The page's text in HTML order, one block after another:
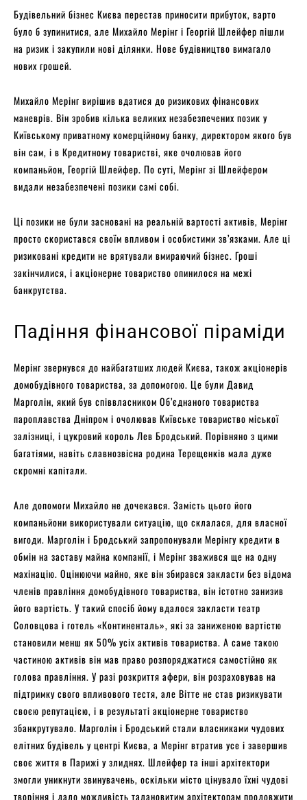
Будівельний бізнес Києва перестав приносити прибуток, варто
було б зупинитися, але Михайло Мерінг і Георгій Шлейфер пішли
на ризик і закупили нові ділянки. Нове будівництво вимагало
нових грошей.
Михайло Мерінг вирішив вдатися до ризикових фінансових
маневрів. Він зробив кілька великих незабезпечених позик у
Київському приватному комерційному банку, директором якого був
він сам, і в Кредитному товаристві, яке очолював його
компаньйон, Георгій Шлейфер. По суті, Мерінг зі Шлейфером
видали незабезпечені позики самі собі.
Ці позики не були засновані на реальній вартості активів, Мерінг
просто скористався своїм впливом і особистими зв’язками. Але ці
ризиковані кредити не врятували вмираючий бізнес. Гроші
закінчилися, і акціонерне товариство опинилося на межі
банкрутства.
Падіння фінансової піраміди
Мерінг звернувся до найбагатших людей Києва, також акціонерів
домобудівного товариства, за допомогою. Це були Давид
Марголін, який був співвласником Об’єднаного товариства
пароплавства Дніпром і очолював Київське товариство міської
залізниці, і цукровий король Лев Бродський. Порівняно з цими
багатіями, навіть славнозвісна родина Терещенків мала дуже
скромні капітали.
Але допомоги Михайло не дочекався. Замість цього його
компаньйони використували ситуацію, що склалася, для власної
вигоди. Марголін і Бродський запропонували Мерінгу кредити в
обмін на заставу майна компанії, і Мерінг зважився ще на одну
махінацію. Оцінюючи майно, яке він збирався закласти без відома
членів правління домобудівного товариства, він істотно занизив
його вартість. У такий спосіб йому вдалося закласти театр
Соловцова і готель «Континенталь», які за заниженою вартістю
становили менш як 50% усіх активів товариства. А саме такою
частиною активів він мав право розпоряджатися самостійно як
голова правління. У разі розкриття афери, він розраховував на
підтримку свого впливового тестя, але Вітте не став ризикувати
своєю репутацією, і в результаті акціонерне товариство
збанкрутувало. Марголін і Бродський стали власниками чудових
елітних будівель у центрі Києва, а Мерінг втратив усе і завершив
своє життя в Парижі у злиднях. Шлейфер та інші архітектори
змогли уникнути звинувачень, оскільки місто цінувало їхні чудові
творіння і дало можливість талановитим архітекторам продовжити